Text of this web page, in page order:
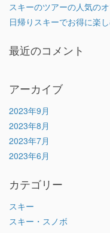
スキーのツアーの人気の
日帰りスキーでお得に楽
最近のコメント
アーカイブ
2023年9月
2023年8月
2023年7月
2023年6月
カテゴリー
スキー
スキー・スノボ